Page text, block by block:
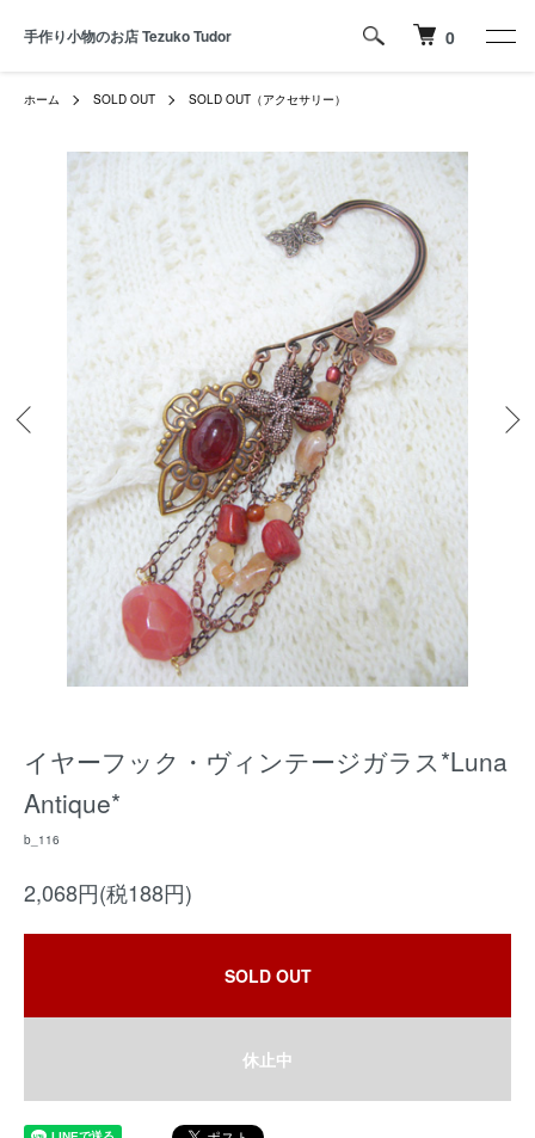
手作り小物のお店 Tezuko Tudor 0
ホーム SOLD OUT SOLD OUT（アクセサリー）
イヤーフック・ヴィンテージガラス*Luna
Antique*
b_116
2,068円(税188円)
SOLD OUT
休止中